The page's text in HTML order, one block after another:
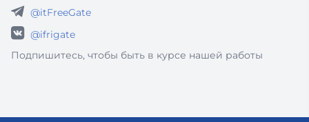
@itFreeGate
@ifrigate
Подпишитесь, чтобы быть в курсе нашей работы